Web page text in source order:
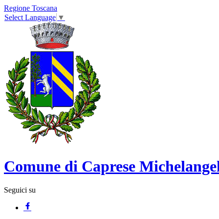
Regione Toscana
Select Language ▼
Comune di Caprese
Seguici su